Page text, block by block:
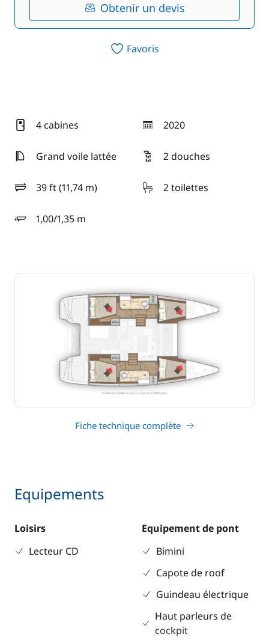
Obtenir un devis
Favoris
4 cabines 2020
année
Grand voile lattée
2 douches
39 ft (11,74 m)
longueur 2 toilettes
1,00/1,35 m
tirant d'eau
Fiche technique complète
Equipements
Loisirs
Lecteur CD
Equipement de pont
Bimini
Capote de roof
Guindeau électrique
Haut parleurs de
cockpit